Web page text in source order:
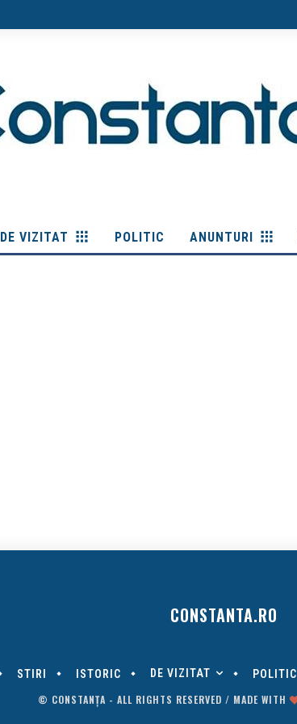
DE VIZITAT POLITIC ANUNTURI
CONSTANTA.RO
STIRI ISTORIC DE VIZITAT POLITIC
© CONSTANȚA - ALL RIGHTS RESERVED / MADE WITH